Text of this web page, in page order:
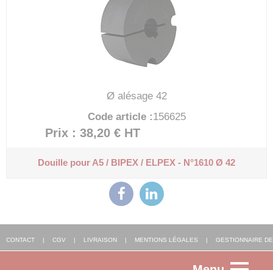
Ø alésage 42
Code article :156625
Prix : 38,20 € HT
Douille pour A5 / BIPEX / ELPEX - N°1610 Ø 42
CONTACT | CGV | LIVRAISON | MENTIONS LÉGALES | GESTIONNAIRE DE